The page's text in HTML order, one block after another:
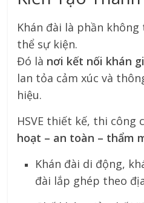
Khán đài là phần
thể sự kiện.
Đó là nơi kết nối khán
lan tỏa cảm xúc và
hiệu.
HSVE thiết kế, thi công
hoạt – an toàn – thẩm
Khán đài di động,
đài lắp ghép theo